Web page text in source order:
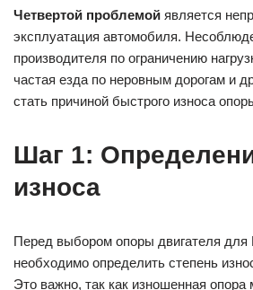
Четвертой проблемой является
эксплуатация автомобиля.
производителя по ограничению
частая езда по неровным дорогам и
стать причиной быстрого износа
Шаг 1:
износа
Перед выбором опоры двигателя для
необходимо определить степень
Это важно, так как изношенная опора